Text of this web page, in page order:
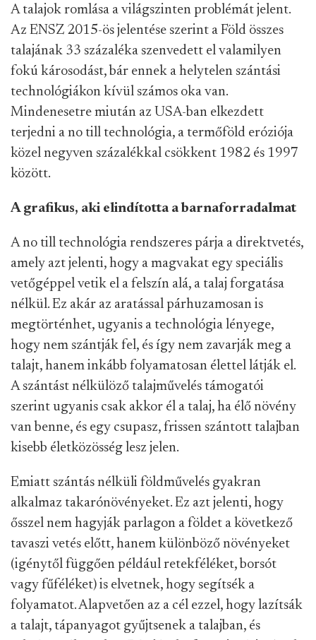
A talajok romlása a világszinten problémát jelent.
Az ENSZ 2015-ös jelentése szerint a Föld összes
talajának 33 százaléka szenvedett el valamilyen
fokú károsodást, bár ennek a helytelen szántási
technológiákon kívül számos oka van.
Mindenesetre miután az USA-ban elkezdett
terjedni a no till technológia, a termőföld eróziója
közel negyven százalékkal csökkent 1982 és 1997
között.
A grafikus, aki elindította a barnaforradalmat
A no till technológia rendszeres párja a direktvetés,
amely azt jelenti, hogy a magvakat egy speciális
vetőgéppel vetik el a felszín alá, a talaj forgatása
nélkül. Ez akár az aratással párhuzamosan is
megtörténhet, ugyanis a technológia lényege,
hogy nem szántják fel, és így nem zavarják meg a
talajt, hanem inkább folyamatosan élettel látják el.
A szántást nélkülöző talajművelés támogatói
szerint ugyanis csak akkor él a talaj, ha élő növény
van benne, és egy csupasz, frissen szántott talajban
kisebb életközösség lesz jelen.
Emiatt szántás nélküli földművelés gyakran
alkalmaz takarónövényeket. Ez azt jelenti, hogy
ősszel nem hagyják parlagon a földet a következő
tavaszi vetés előtt, hanem különböző növényeket
(igénytől függően például retekféléket, borsót
vagy fűféléket) is elvetnek, hogy segítsék a
folyamatot. Alapvetően az a cél ezzel, hogy lazítsák
a talajt, tápanyagot gyűjtsenek a talajban, és